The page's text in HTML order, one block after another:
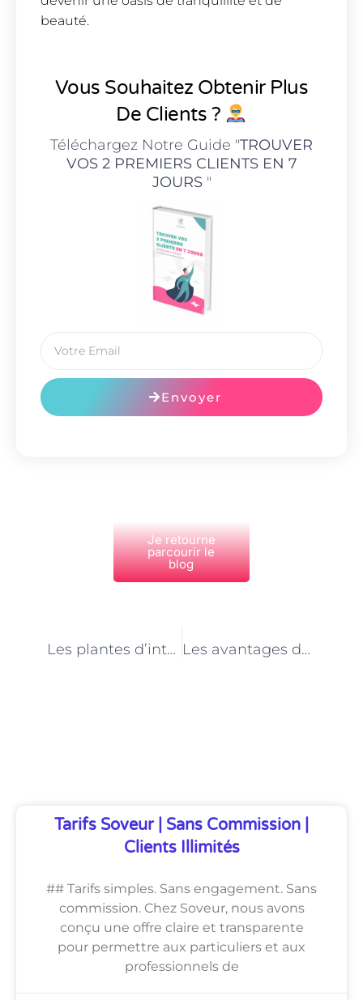
beauté.
Vous Souhaitez Obtenir Plus
De Clients ?
Téléchargez Notre Guide "TROUVER
VOS 2 PREMIERS CLIENTS EN 7
JOURS"
Envoyer
Je retourne
parcourir le
blog
Les plantes d’intérieur idéales pour votre appartement parisien : conseils d’un jardinier paysagiste Les avantages de l’utilisation de matériaux durables dans votre jardin à Paris
Tarifs Soveur | Sans Commission |
Clients Illimités
## Tarifs simples. Sans engagement. Sans
commission. Chez Soveur, nous avons
conçu une offre claire et transparente
pour permettre aux particuliers et aux
professionnels de